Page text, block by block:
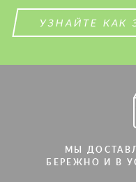
УЗНАЙТЕ КАК
МЫ
БЕРЕЖНО И В